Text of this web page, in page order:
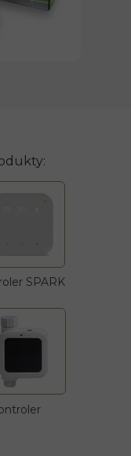
SPARK